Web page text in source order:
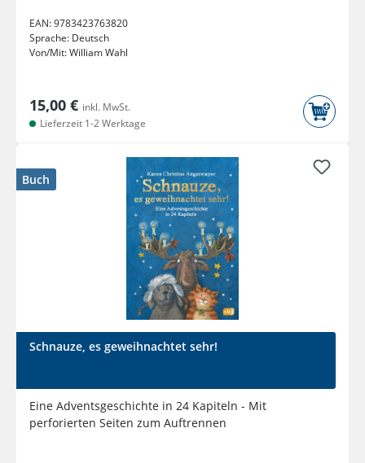
EAN:9783423763820
Sprache: Deutsch
Von/Mit:William Wahl
15,00 € inkl. MwSt.
Lieferzeit 1-2 Werktage
Buch
Schnauze, es geweihnachtet sehr!
Eine Adventsgeschichte in 24 Kapiteln - Mit
perforierten Seiten zum Auftrennen